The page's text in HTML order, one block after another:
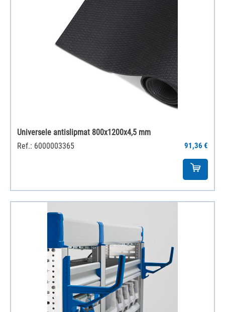
Universele antislipmat 800x1200x4,5 mm
Ref.: 6000003365
91,36 €